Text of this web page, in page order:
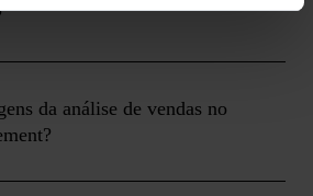
da análise de vendas no